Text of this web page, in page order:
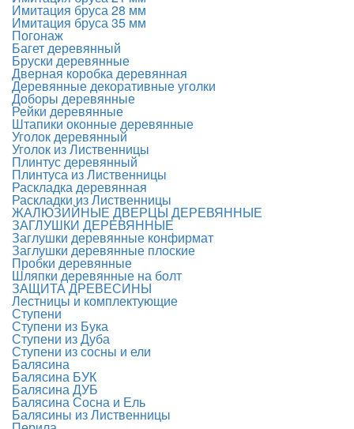
Имитация бруса 28 мм
Имитация бруса 35 мм
Погонаж
Багет деревянный
Бруски деревянные
Дверная коробка деревянная
Деревянные декоративные уголки
Доборы деревянные
Рейки деревянные
Штапики оконные деревянные
Уголок деревянный
Уголок из Лиственницы
Плинтус деревянный
Плинтуса из Лиственницы
Раскладка деревянная
Раскладки из Лиственницы
ЖАЛЮЗИЙНЫЕ ДВЕРЦЫ ДЕРЕВЯННЫЕ
ЗАГЛУШКИ ДЕРЕВЯННЫЕ
Заглушки деревянные конфирмат
Заглушки деревянные плоские
Пробки деревянные
Шляпки деревянные на болт
ЗАЩИТА ДРЕВЕСИНЫ
Лестницы и комплектующие
Ступени
Ступени из Бука
Ступени из Дуба
Ступени из сосны и ели
Балясина
Балясина БУК
Балясина ДУБ
Балясина Сосна и Ель
Балясины из Лиственницы